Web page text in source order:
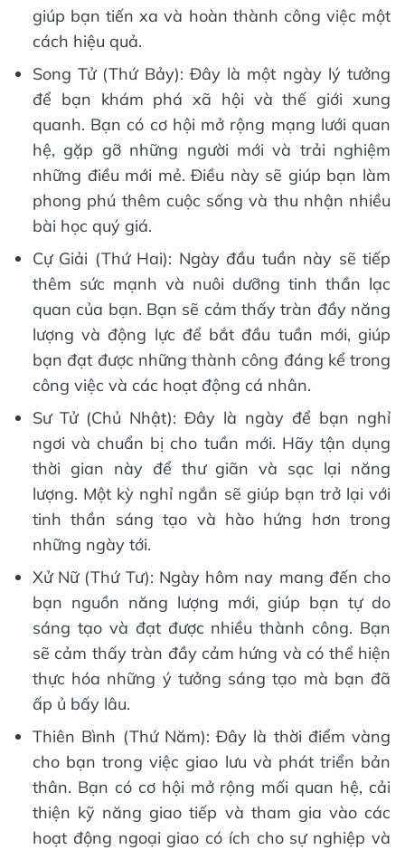
giúp bạn tiến xa và hoàn thành công việc một
cách hiệu quả.
Song Tử (Thứ Bảy): Đây là một ngày lý tưởng
để bạn khám phá xã hội và thế giới xung
quanh. Bạn có cơ hội mở rộng mạng lưới quan
hệ, gặp gỡ những người mới và trải nghiệm
những điều mới mẻ. Điều này sẽ giúp bạn làm
phong phú thêm cuộc sống và thu nhận nhiều
bài học quý giá.
Cự Giải (Thứ Hai): Ngày đầu tuần này sẽ tiếp
thêm sức mạnh và nuôi dưỡng tinh thần lạc
quan của bạn. Bạn sẽ cảm thấy tràn đầy năng
lượng và động lực để bắt đầu tuần mới, giúp
bạn đạt được những thành công đáng kể trong
công việc và các hoạt động cá nhân.
Sư Tử (Chủ Nhật): Đây là ngày để bạn nghỉ
ngơi và chuẩn bị cho tuần mới. Hãy tận dụng
thời gian này để thư giãn và sạc lại năng
lượng. Một kỳ nghỉ ngắn sẽ giúp bạn trở lại với
tinh thần sáng tạo và hào hứng hơn trong
những ngày tới.
Xử Nữ (Thứ Tư): Ngày hôm nay mang đến cho
bạn nguồn năng lượng mới, giúp bạn tự do
sáng tạo và đạt được nhiều thành công. Bạn
sẽ cảm thấy tràn đầy cảm hứng và có thể hiện
thực hóa những ý tưởng sáng tạo mà bạn đã
ấp ủ bấy lâu.
Thiên Bình (Thứ Năm): Đây là thời điểm vàng
cho bạn trong việc giao lưu và phát triển bản
thân. Bạn có cơ hội mở rộng mối quan hệ, cải
thiện kỹ năng giao tiếp và tham gia vào các
hoạt động ngoại giao có ích cho sự nghiệp và